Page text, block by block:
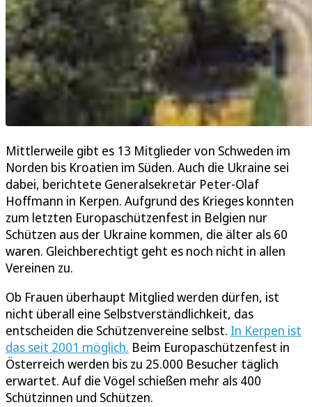
Mittlerweile gibt es 13 Mitglieder von Schweden im
Norden bis Kroatien im Süden. Auch die Ukraine sei
dabei, berichtete Generalsekretär Peter-Olaf
Hoffmann in Kerpen. Aufgrund des Krieges konnten
zum letzten Europaschützenfest in Belgien nur
Schützen aus der Ukraine kommen, die älter als 60
waren. Gleichberechtigt geht es noch nicht in allen
Vereinen zu.
Ob Frauen überhaupt Mitglied werden dürfen, ist
nicht überall eine Selbstverständlichkeit, das
entscheiden die Schützenvereine selbst. In Kerpen ist
das seit 2001 möglich. Beim Europaschützenfest in
Österreich werden bis zu 25.000 Besucher täglich
erwartet. Auf die Vögel schießen mehr als 400
Schützinnen und Schützen.